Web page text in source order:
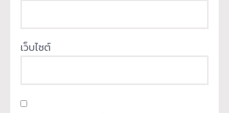
เว็บไซต์